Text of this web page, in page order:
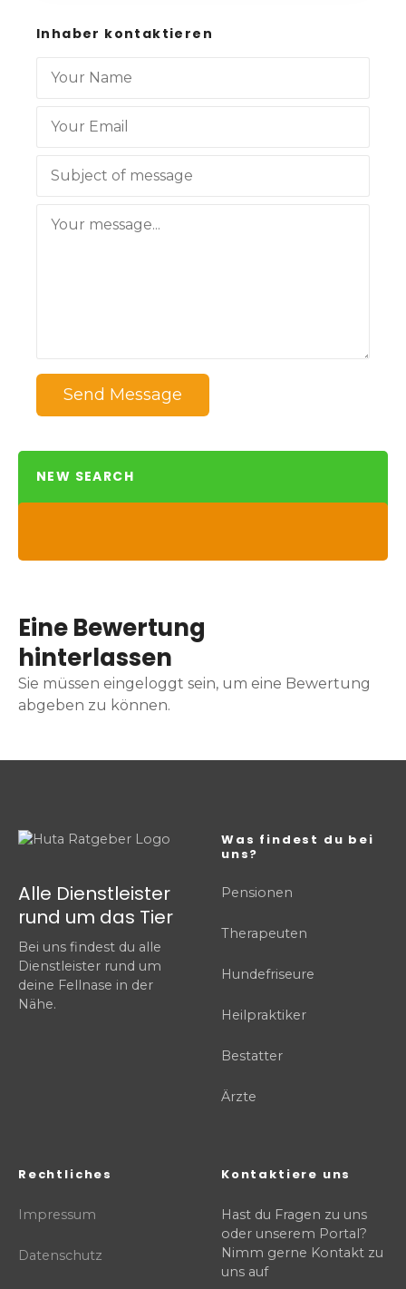
Inhaber kontaktieren
Send Message
NEW SEARCH
Eine Bewertung
hinterlassen
Sie müssen eingeloggt sein, um eine Bewertung
abgeben zu können.
Alle Dienstleister
rund um das Tier
Bei uns findest du alle
Dienstleister rund um
deine Fellnase in der
Nähe.
Was findest du bei
uns?
Pensionen
Therapeuten
Hundefriseure
Heilpraktiker
Bestatter
Ärzte
Rechtliches
Impressum
Datenschutz
Kontaktiere uns
Hast du Fragen zu uns
oder unserem Portal?
Nimm gerne Kontakt zu
uns auf